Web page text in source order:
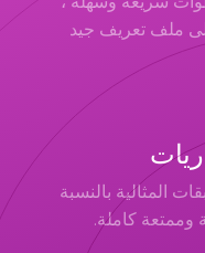
ملف تعريف جيد
المثالية بالنسبة
وممتعة كاملة.